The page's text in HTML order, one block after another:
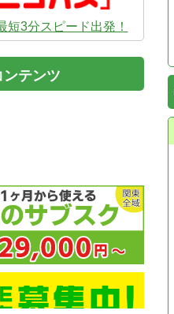
3分スピード出発！
ンテンツ